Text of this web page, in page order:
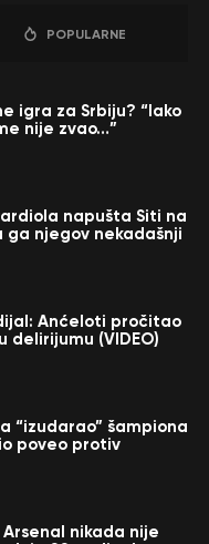
POPULARNE
igra za Srbiju? “Iako
nije zvao…”
napušta Siti na
ga njegov nekadašnji
Anćeloti pročitao
delirijumu (VIDEO)
“izudarao” šampiona
poveo protiv
nikada nije